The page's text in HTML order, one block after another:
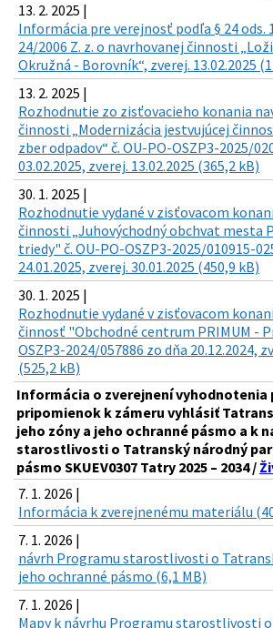
13. 2. 2025 |
Informácia pre verejnosť podľa § 24 ods.
24/2006 Z. z. o navrhovanej činnosti
Okružná - Borovník“, zverej. 13.02.2025
13. 2. 2025 |
Rozhodnutie zo zisťovacieho konania
činnosti „Modernizácia jestvujúcej
zber odpadov“ č. OU-PO-OSZP3-2025/
03.02.2025, zverej. 13.02.2025 (365,2 kB)
30. 1. 2025 |
Rozhodnutie vydané v zisťovacom
činnosti „Juhovýchodný obchvat mesta
triedy" č. OU-PO-OSZP3-2025/010915-
24.01.2025, zverej. 30.01.2025 (450,9 kB)
30. 1. 2025 |
Rozhodnutie vydané v zisťovacom
činnosť "Obchodné centrum PRIMUM -
OSZP3-2024/057886 zo dňa 20.12.2024,
(525,2 kB)
Informácia o zverejnení vyhodnotenia
pripomienok k zámeru vyhlásiť
jeho zóny a jeho ochranné pásmo a k
starostlivosti o Tatranský národný
pásmo SKUEV0307 Tatry 2025 – 2034 /
7. 1. 2026 |
Informácia k zverejnenému materiálu
7. 1. 2026 |
návrh Programu starostlivosti o
jeho ochranné pásmo (6,1 MB)
7. 1. 2026 |
Mapy k návrhu Programu starostlivosti o